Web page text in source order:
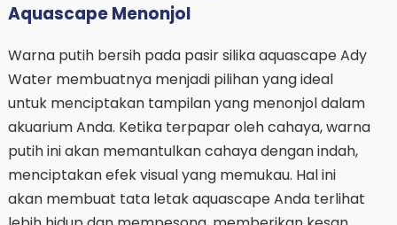
Aquascape Menonjol
Warna putih bersih pada pasir silika aquascape Ady
Water membuatnya menjadi pilihan yang ideal
untuk menciptakan tampilan yang menonjol dalam
akuarium Anda. Ketika terpapar oleh cahaya, warna
putih ini akan memantulkan cahaya dengan indah,
menciptakan efek visual yang memukau. Hal ini
akan membuat tata letak aquascape Anda terlihat